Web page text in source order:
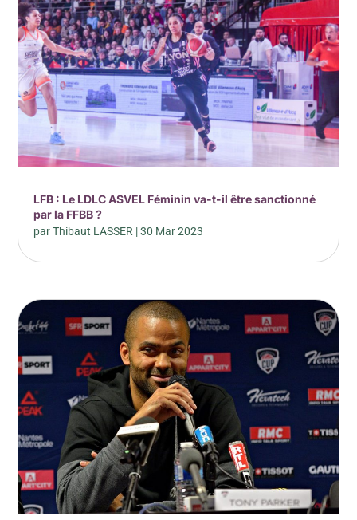
LFB : Le LDLC ASVEL Féminin va-t-il être sanctionné
par la FFBB ?
parThibaut LASSER |30 Mar 2023